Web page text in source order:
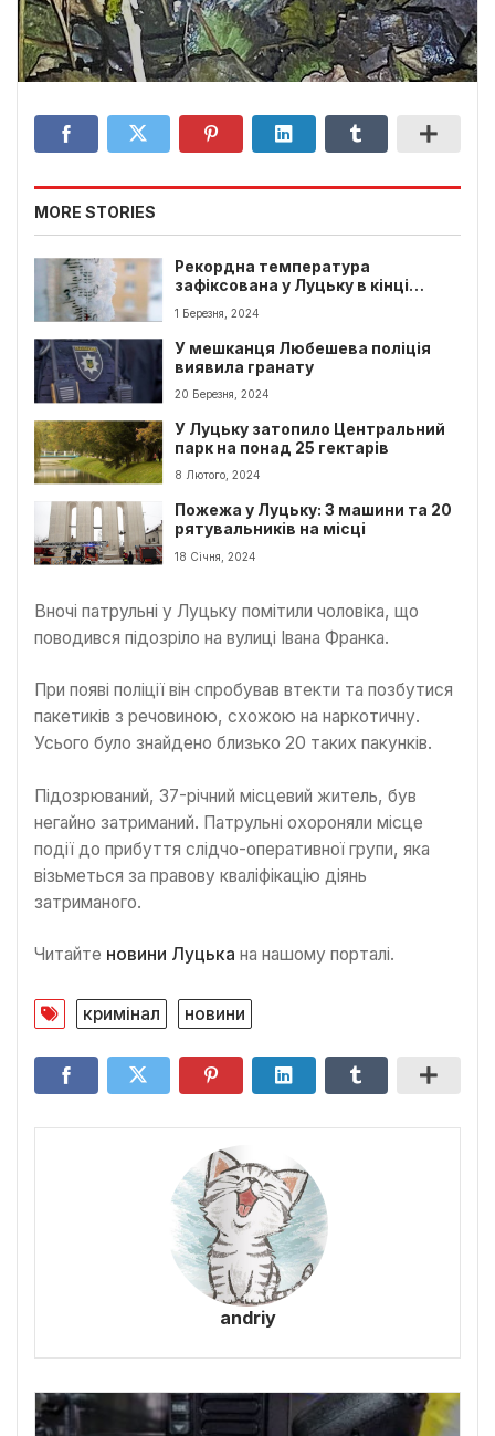
MORE STORIES
Рекордна температура
зафіксована у Луцьку в кінці
лютого
1 Березня, 2024
У мешканця Любешева поліція
виявила гранату
20 Березня, 2024
У Луцьку затопило Центральний
парк на понад 25 гектарів
8 Лютого, 2024
Пожежа у Луцьку: 3 машини та 20
рятувальників на місці
18 Січня, 2024
Вночі патрульні у Луцьку помітили чоловіка, що
поводився підозріло на вулиці Івана Франка.
При появі поліції він спробував втекти та позбутися
пакетиків з речовиною, схожою на наркотичну.
Усього було знайдено близько 20 таких пакунків.
Підозрюваний, 37-річний місцевий житель, був
негайно затриманий. Патрульні охороняли місце
події до прибуття слідчо-оперативної групи, яка
візьметься за правову кваліфікацію діянь
затриманого.
Читайте новини Луцька на нашому порталі.
кримінал новини
andriy